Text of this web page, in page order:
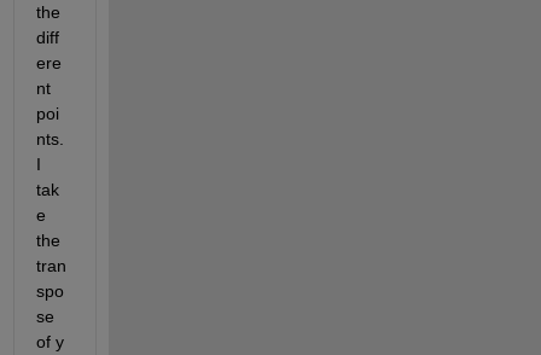
the
diff
ere
nt
poi
nts.
I
tak
e
the
tran
spo
se
of y